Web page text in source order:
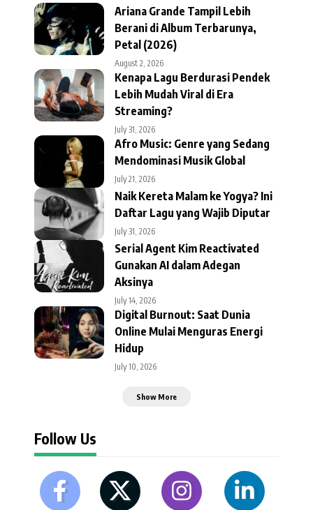
Ariana Grande Tampil Lebih
Berani di Album Terbarunya,
Petal (2026)
August 2, 2026
Kenapa Lagu Berdurasi Pendek
Lebih Mudah Viral di Era
Streaming?
July 31, 2026
Afro Music: Genre yang Sedang
Mendominasi Musik Global
July 21, 2026
Naik Kereta Malam ke Yogya? Ini
Daftar Lagu yang Wajib Diputar
July 31, 2026
Serial Agent Kim Reactivated
Gunakan AI dalam Adegan
Aksinya
July 14, 2026
Digital Burnout: Saat Dunia
Online Mulai Menguras Energi
Hidup
July 10, 2026
Show More
Follow Us